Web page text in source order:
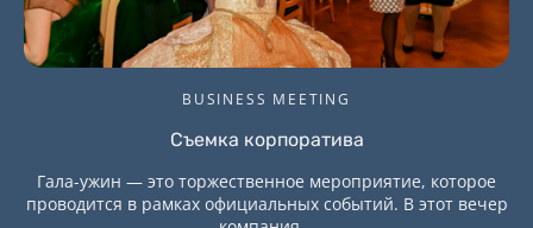
BUSINESS MEETING
Съемка корпоратива
Гала-ужин — это торжественное мероприятие, которое
проводится в рамках официальных событий. В этот вечер